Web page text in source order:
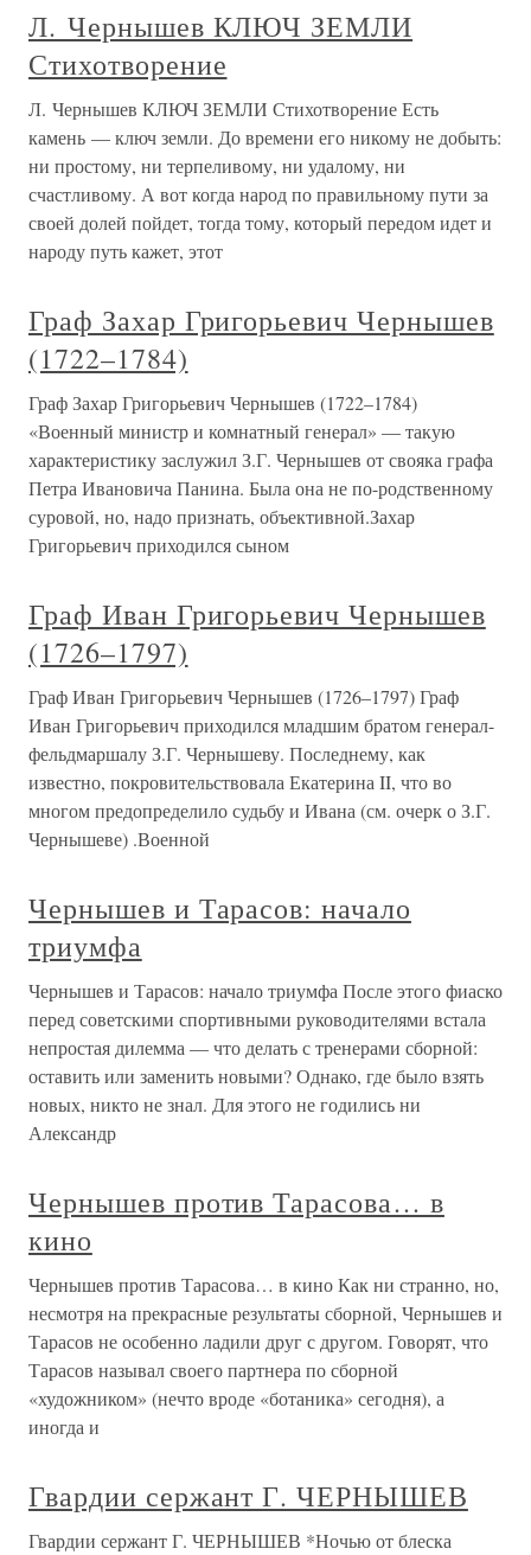
Л. Чернышев КЛЮЧ ЗЕМЛИ
Стихотворение
Л. Чернышев КЛЮЧ ЗЕМЛИ Стихотворение Есть
камень — ключ земли. До времени его никому не добыть:
ни простому, ни терпеливому, ни удалому, ни
счастливому. А вот когда народ по правильному пути за
своей долей пойдет, тогда тому, который передом идет и
народу путь кажет, этот
Граф Захар Григорьевич Чернышев
(1722–1784)
Граф Захар Григорьевич Чернышев (1722–1784)
«Военный министр и комнатный генерал» — такую
характеристику заслужил З.Г. Чернышев от свояка графа
Петра Ивановича Панина. Была она не по-родственному
суровой, но, надо признать, объективной.Захар
Григорьевич приходился сыном
Граф Иван Григорьевич Чернышев
(1726–1797)
Граф Иван Григорьевич Чернышев (1726–1797) Граф
Иван Григорьевич приходился младшим братом генерал-
фельдмаршалу З.Г. Чернышеву. Последнему, как
известно, покровительствовала Екатерина II, что во
многом предопределило судьбу и Ивана (см. очерк о З.Г.
Чернышеве) .Военной
Чернышев и Тарасов: начало
триумфа
Чернышев и Тарасов: начало триумфа После этого фиаско
перед советскими спортивными руководителями встала
непростая дилемма — что делать с тренерами сборной:
оставить или заменить новыми? Однако, где было взять
новых, никто не знал. Для этого не годились ни
Александр
Чернышев против Тарасова… в
кино
Чернышев против Тарасова… в кино Как ни странно, но,
несмотря на прекрасные результаты сборной, Чернышев и
Тарасов не особенно ладили друг с другом. Говорят, что
Тарасов называл своего партнера по сборной
«художником» (нечто вроде «ботаника» сегодня), а
иногда и
Гвардии сержант Г. ЧЕРНЫШЕВ
Гвардии сержант Г. ЧЕРНЫШЕВ *Ночью от блеска